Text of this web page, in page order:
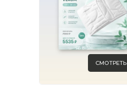
СМОТРЕТЬ